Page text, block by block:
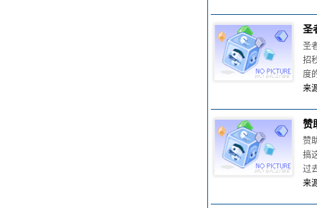
圣
圣
招
度
来
赞
赞
搞
过
来